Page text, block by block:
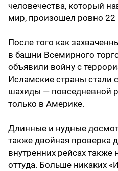
человечества, который
мир, произошел ровно 22
После того как
в башни Всемирного
объявили войну с
Исламские страны стали
шахиды — повседневной
только в Америке.
Длинные и нудные
также двойная проверка
внутренних рейсах
оттуда. Больше никаких